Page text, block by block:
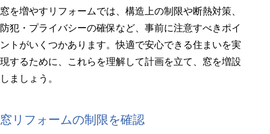
窓を増やすリフォームでは、構造上の制限や断熱対策、
防犯・プライバシーの確保など、事前に注意すべきポイ
ントがいくつかあります。快適で安心できる住まいを実
現するために、これらを理解して計画を立て、窓を増設
しましょう。
窓リフォームの制限を確認